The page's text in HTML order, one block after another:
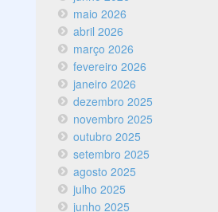
maio 2026
abril 2026
março 2026
fevereiro 2026
janeiro 2026
dezembro 2025
novembro 2025
outubro 2025
setembro 2025
agosto 2025
julho 2025
junho 2025